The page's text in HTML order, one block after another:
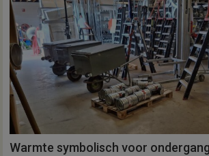
Warmte symbolisch voor